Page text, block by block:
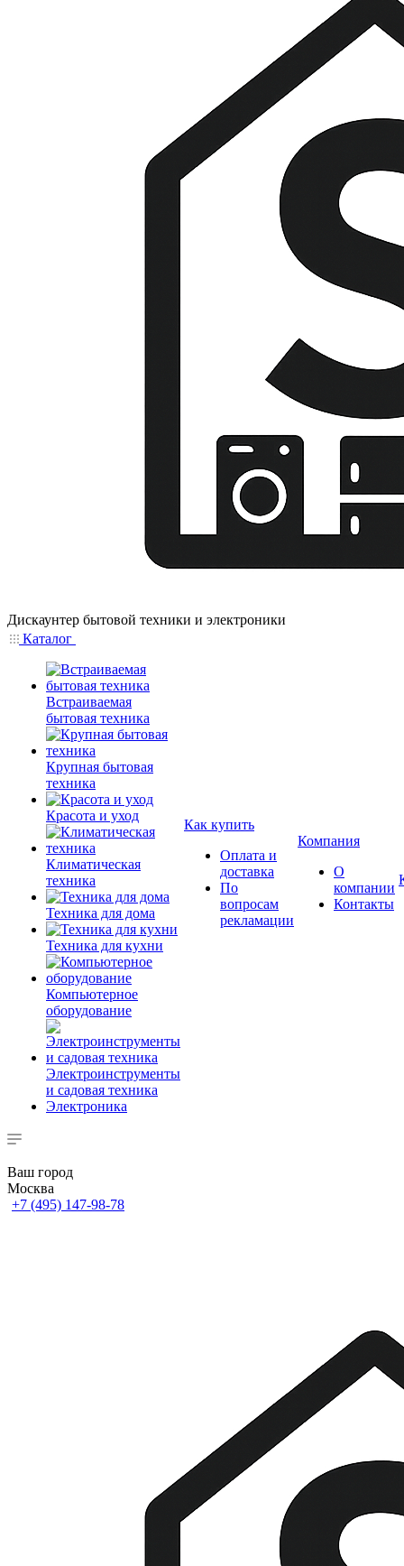
Дискаунтер бытовой техники и электроники
Каталог
Встраиваемая
бытовая техника
Крупная бытовая
техника
Красота и уход
Климатическая
техника
Техника для дома
Техника для кухни
Компьютерное
оборудование
Электроинструменты
и садовая техника
Электроника
Как купить
Оплата и
доставка
По
вопросам
рекламации
Компания
О
компании
Контакты
Ваш город
Москва
+7 (495) 147-98-78